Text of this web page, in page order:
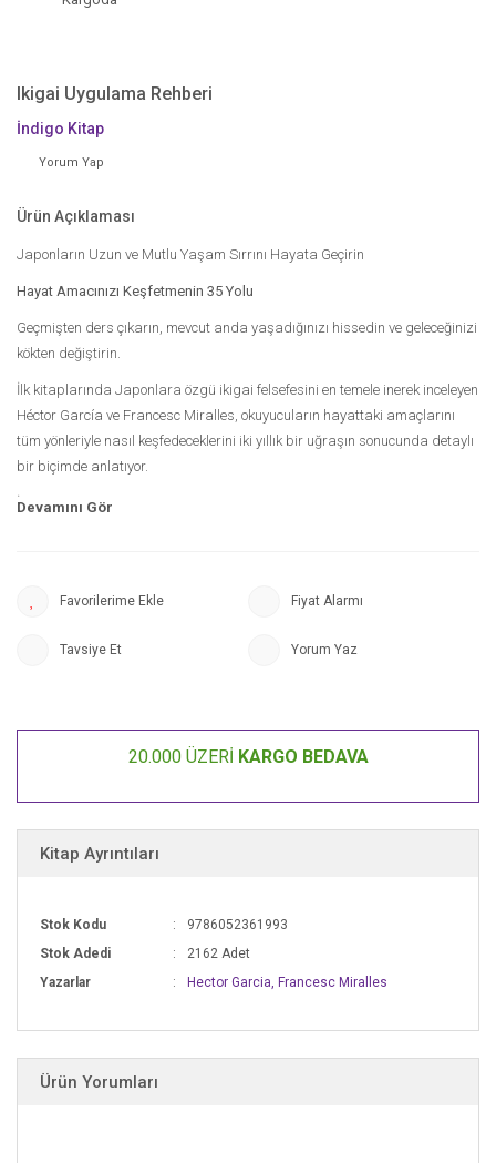
Ikigai Uygulama Rehberi
İndigo Kitap
Yorum Yap
Ürün Açıklaması
Japonların Uzun ve Mutlu Yaşam Sırrını Hayata Geçirin
Hayat Amacınızı Keşfetmenin 35 Yolu
Geçmişten ders çıkarın, mevcut anda yaşadığınızı hissedin ve geleceğinizi
kökten değiştirin.
İlk kitaplarında Japonlara özgü ikigai felsefesini en temele inerek inceleyen
Héctor García ve Francesc Miralles, okuyucuların hayattaki amaçlarını
tüm yönleriyle nasıl keşfedeceklerini iki yıllık bir uğraşın sonucunda detaylı
bir biçimde anlatıyor.
İçinizdeki ikigai sonsuza kadar sahip olacağınız ve hayatınızın her
Hayat amacınızı keşfetmeniz için esas olan ikigai felsefesini, yaşamınızın
merkezine nasıl koyacağınızı otuz beş farklı aşamayla ele alan bu kitap,
yaşamınıza nasıl aktaracağınızı öğreneceksiniz.
üzere...
Fiyat Alarmı
Tavsiye Et Yorum Yaz
20.000 ÜZERİ KARGO BEDAVA
Kitap Ayrıntıları
Stok Kodu
9786052361993
Stok Adedi
2162 Adet
Yazarlar
Hector Garcia, Francesc Miralles
Ürün Yorumları